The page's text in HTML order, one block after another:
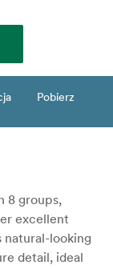
Pobierz
8 groups,
excellent
natural-looking
detail, ideal